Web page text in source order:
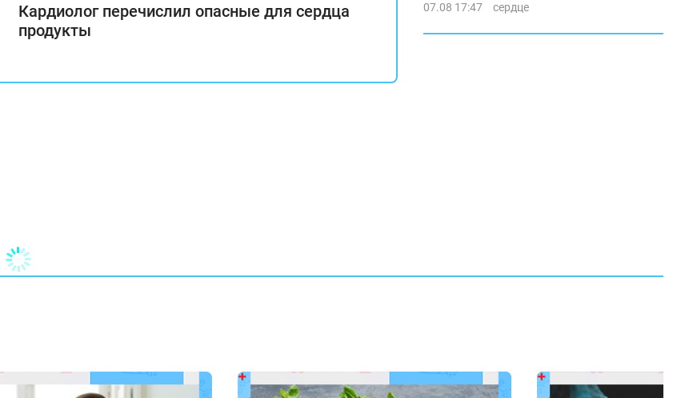
Кардиолог перечислил опасные для сердца
продукты
07.08 17:47 сердце